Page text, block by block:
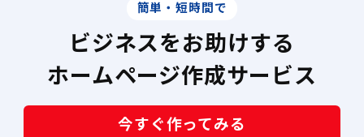
簡単・短時間で
ビジネスを​お助けする
ホームページ作成サービス
今すぐ作ってみる